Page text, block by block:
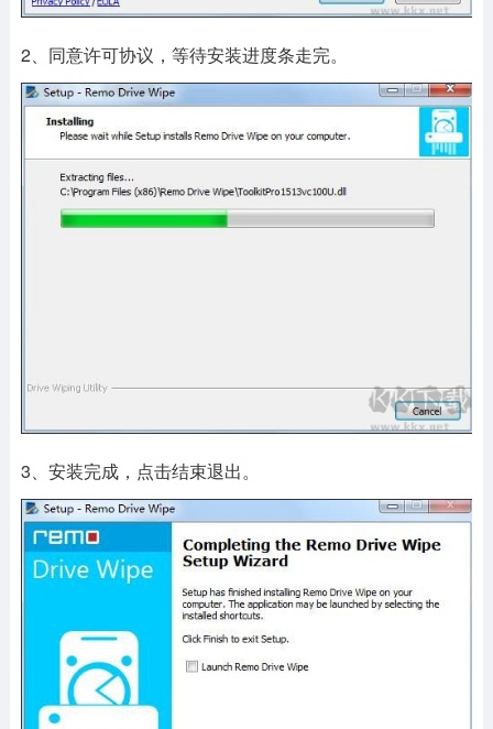
2、同意许可协议，等待安装进度条走完。
3、安装完成，点击结束退出。